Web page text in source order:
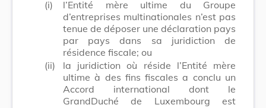
(i)
l’Entité mère ultime du Groupe
d’entreprises multinationales n’est pas
tenue de déposer une déclaration pays
par pays dans sa juridiction de
résidence fiscale; ou
(ii)
la juridiction où réside l’Entité mère
ultime à des fins fiscales a conclu un
Accord international dont le
GrandDuché de Luxembourg est